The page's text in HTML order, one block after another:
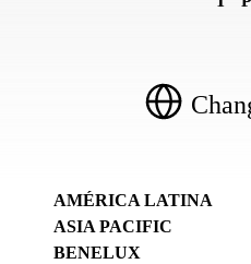
AMÉRICA LATINA
ASIA PACIFIC
BENELUX